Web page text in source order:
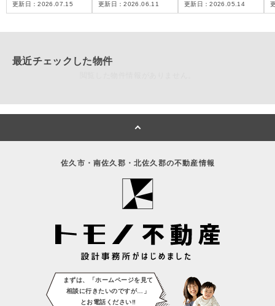
更新日：2026.07.15 更新日：2026.06.11 更新日：2026.05.14
最近チェックした物件
佐久市・南佐久郡・北佐久郡の不動産情報
まずは、「ホームページを見て
相談に行きたいのですが…」
とお電話ください‼️